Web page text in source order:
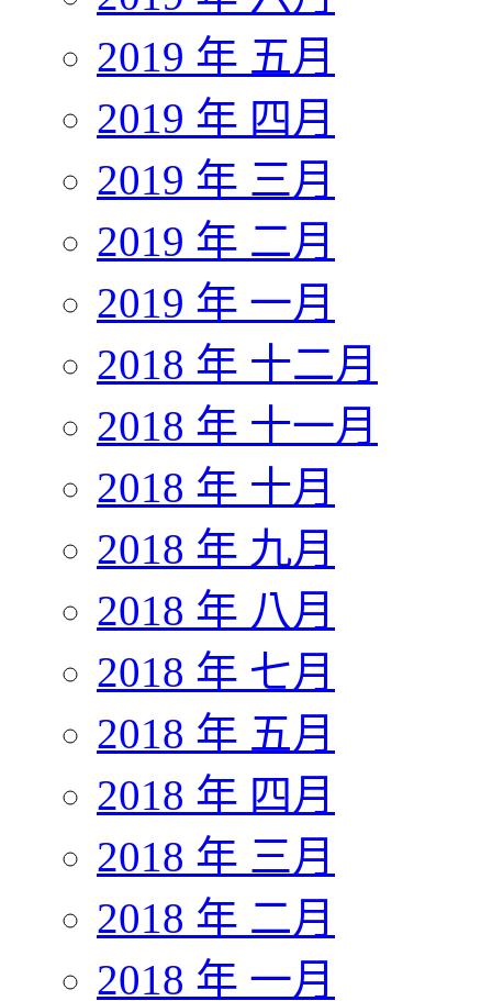
2019 年 五月
2019 年 四月
2019 年 三月
2019 年 二月
2019 年 一月
2018 年 十二月
2018 年 十一月
2018 年 十月
2018 年 九月
2018 年 八月
2018 年 七月
2018 年 五月
2018 年 四月
2018 年 三月
2018 年 二月
2018 年 一月